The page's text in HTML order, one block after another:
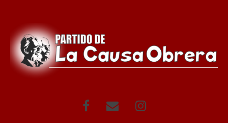
contenido
FacebookCorreo Instagram